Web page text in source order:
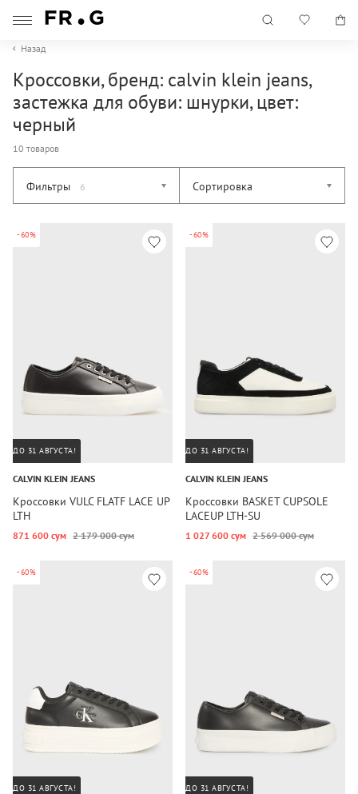
Назад
Кроссовки, бренд: calvin klein jeans,
застежка для обуви: шнурки, цвет:
черный
10 товаров
Фильтры 6 Сортировка
-60%
ДО 31 АВГУСТА!
CALVIN KLEIN JEANS
Кроссовки VULC FLATF LACE UP
LTH
871 600 сум 2 179 000 сум
-60%
ДО 31 АВГУСТА!
CALVIN KLEIN JEANS
Кроссовки BASKET CUPSOLE
LACEUP LTH-SU
1 027 600 сум 2 569 000 сум
-60%
ДО 31 АВГУСТА!
-60%
ДО 31 АВГУСТА!